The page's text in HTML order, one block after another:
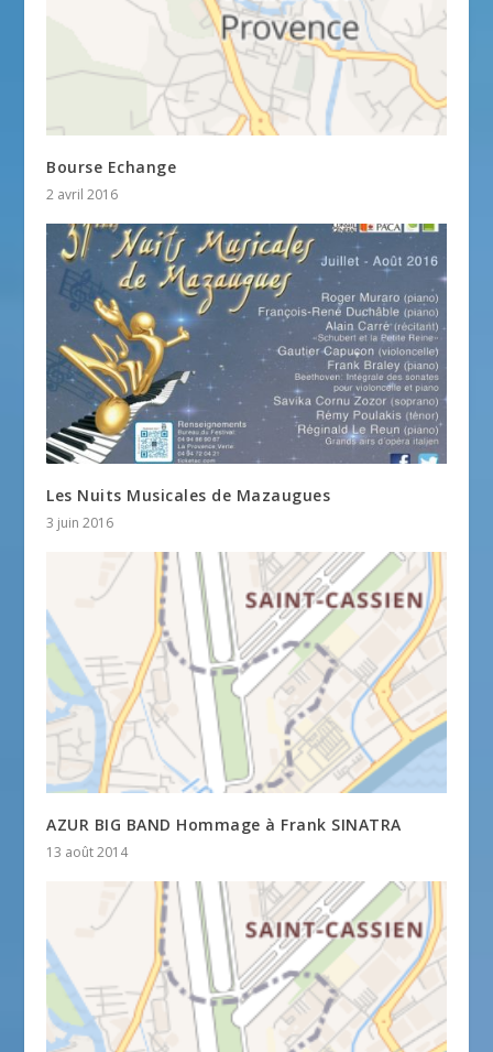
Bourse Echange
2 avril 2016
Les Nuits Musicales de Mazaugues
3 juin 2016
AZUR BIG BAND Hommage à Frank SINATRA
13 août 2014